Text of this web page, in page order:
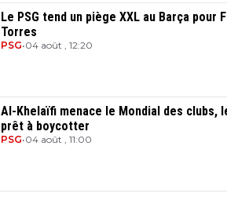
Le PSG tend un piège XXL au Barça pour
Torres
PSG•04 août , 12:20
Al-Khelaïfi menace le Mondial des clubs,
prêt à boycotter
PSG•04 août , 11:00